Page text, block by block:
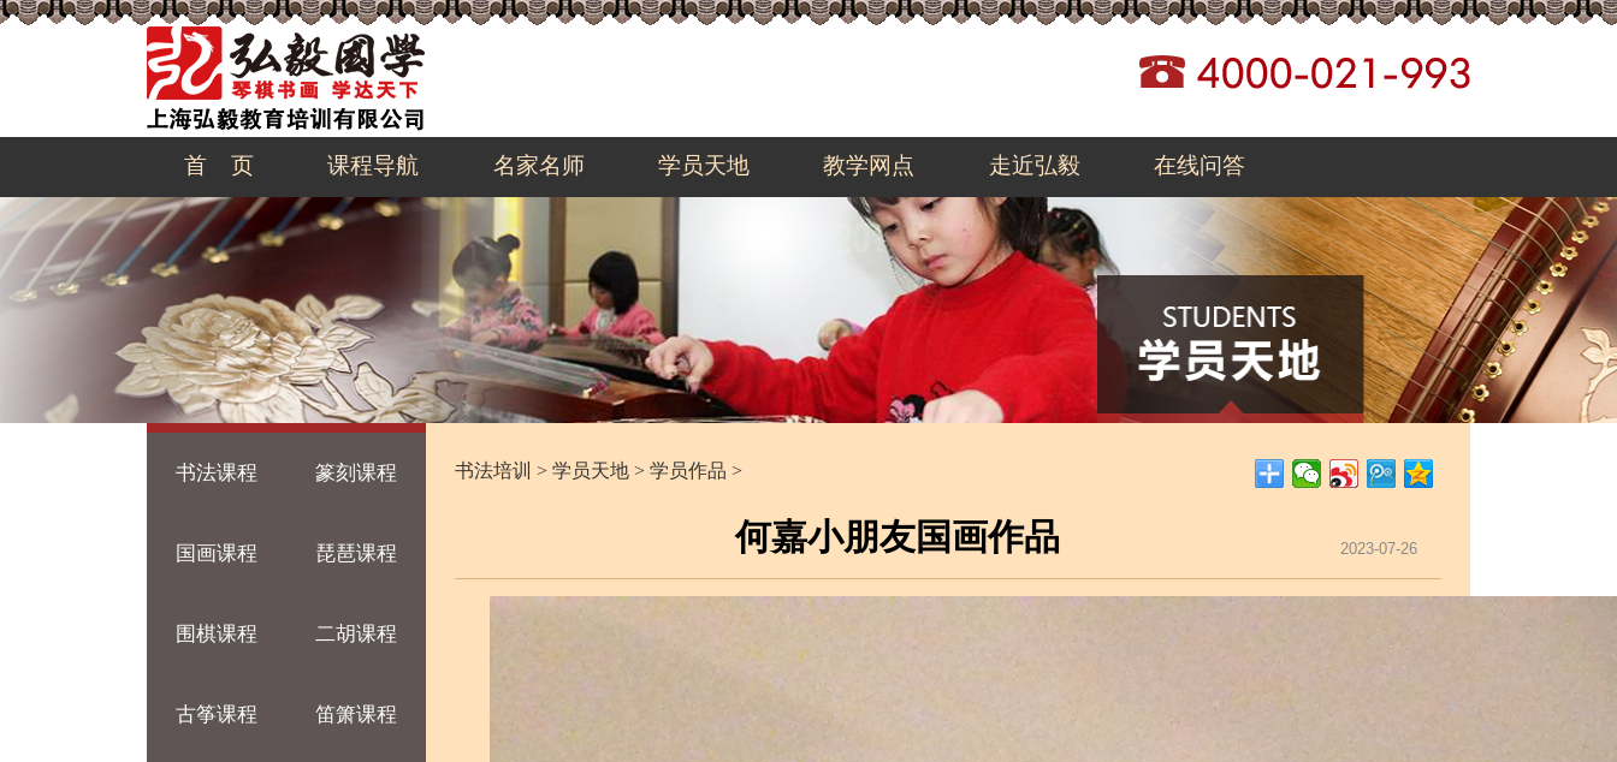
首 页 课程导航 名家名师 学员天地 教学网点 走近弘毅 在线问答
书法课程 篆刻课程
国画课程 琵琶课程
围棋课程 二胡课程
古筝课程 笛箫课程
书法培训 > 学员天地 > 学员作品 >
2023-07-26
何嘉小朋友国画作品